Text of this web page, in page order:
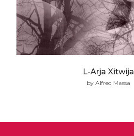
L-Arja Xitwija
by Alfred Massa